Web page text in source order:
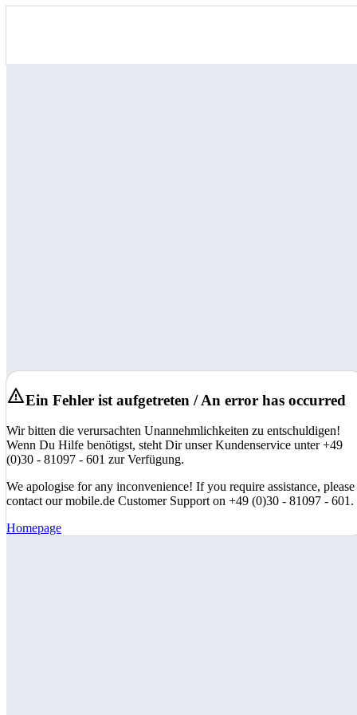
Ein Fehler ist aufgetreten / An error has occurred
Wir bitten die verursachten Unannehmlichkeiten zu entschuldigen!
Wenn Du Hilfe benötigst, steht Dir unser Kundenservice unter +49
(0)30 - 81097 - 601 zur Verfügung.
We apologise for any inconvenience! If you require assistance, please
contact our mobile.de Customer Support on +49 (0)30 - 81097 - 601.
Homepage